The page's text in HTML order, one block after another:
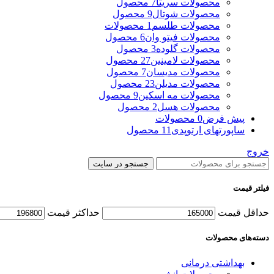
محصولات شوتال9 محصول
محصولات طلسم 1 محصولات
محصولات فیتو وان6 محصول
محصولات گلوده3 محصول
محصولات لامینین27 محصول
محصولات مدیسان7 محصول
محصولات مدیلن23 محصول
محصولات مه اسکین9 محصول
محصولات هسل2 محصول
پیش فرض0 محصولات
ساپورتهای ارتوپدی 11 محصول
خروج
جستجو در سایت
فیلتر قیمت
حداقل قیمت حداکثر قیمت
دسته‌های محصولات
بهداشتی درمانی